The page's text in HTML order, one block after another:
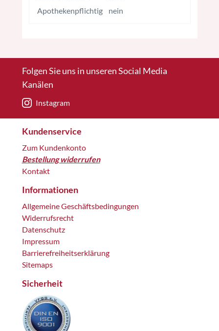
Apothekenpflichtig
nein
Folgen Sie uns in unseren Social Media
Kanälen
Instagram
Kundenservice
Zum Kundenkonto
Bestellung widerrufen
Kontakt
Informationen
Allgemeine Geschäftsbedingungen
Widerrufsrecht
Datenschutz
Impressum
Barrierefreiheitserklärung
Sitemaps
Sicherheit